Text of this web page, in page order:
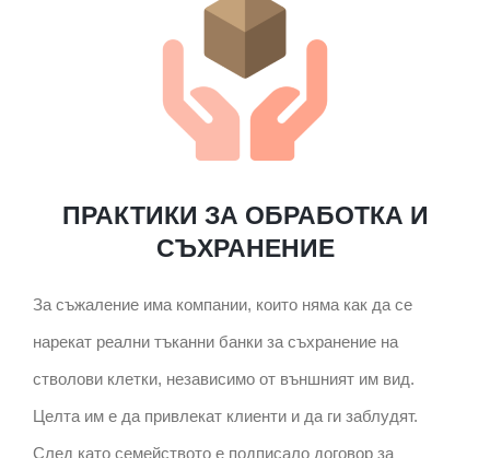
ПРАКТИКИ ЗА ОБРАБОТКА И
СЪХРАНЕНИЕ
За съжаление има компании, които няма как да се
нарекат реални тъканни банки за съхранение на
стволови клетки, независимо от външният им вид.
Целта им е да привлекат клиенти и да ги заблудят.
След като семейството е подписало договор за